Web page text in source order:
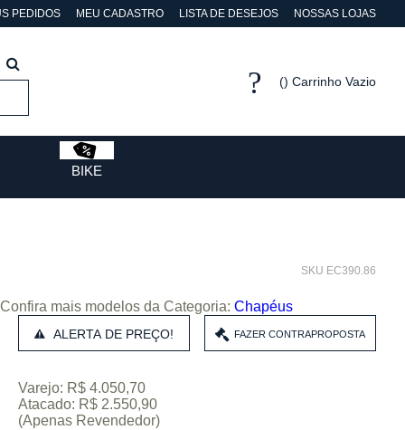
PEDIDOS MEU CADASTRO LISTA DE DESEJOS NOSSAS LOJAS
Carrinho Vazio
BIKE
SKU EC390.86
Confira mais modelos da Categoria: Chapéus
ALERTA DE PREÇO!
Varejo: R$ 4.050,70
Atacado: R$ 2.550,90
(Apenas Revendedor)